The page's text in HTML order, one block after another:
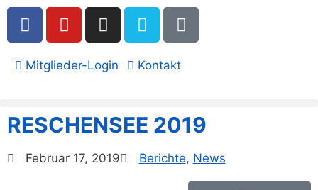
Mitglieder-Login Kontakt
RESCHENSEE 2019
Februar 17, 2019 Berichte, News